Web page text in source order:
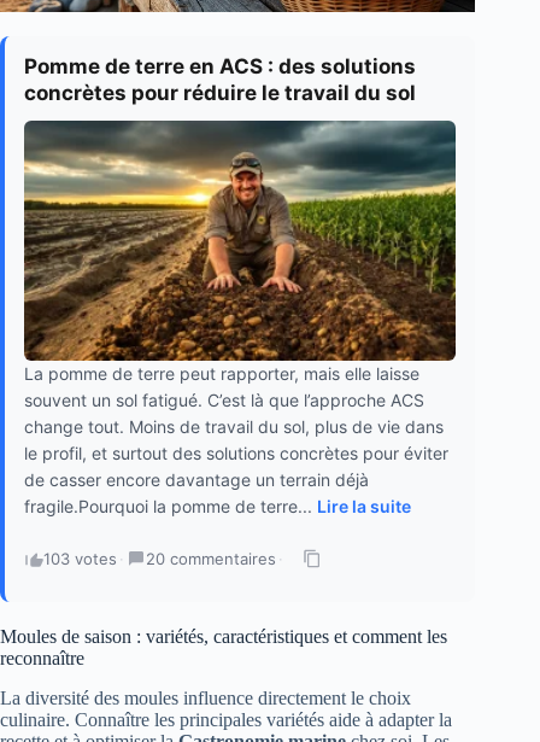
Pomme de terre en ACS : des solutions
concrètes pour réduire le travail du sol
La pomme de terre peut rapporter, mais elle laisse
souvent un sol fatigué. C’est là que l’approche ACS
change tout. Moins de travail du sol, plus de vie dans
le profil, et surtout des solutions concrètes pour éviter
de casser encore davantage un terrain déjà
fragile.Pourquoi la pomme de terre... Lire la suite
103 votes · 20 commentaires ·
Moules de saison : variétés, caractéristiques et comment les
reconnaître
La diversité des moules influence directement le choix
culinaire. Connaître les principales variétés aide à adapter la